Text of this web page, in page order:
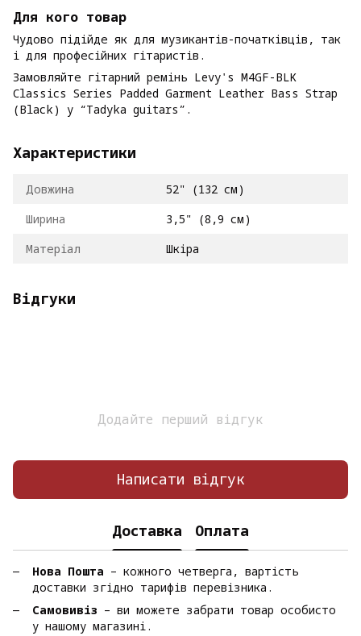
Для кого товар
Чудово підійде як для музикантів-початківців, так
і для професійних гітаристів.
Замовляйте гітарний ремінь Levy's M4GF-BLK
Classics Series Padded Garment Leather Bass Strap
(Black) у “Tadyka guitars”.
Характеристики
Довжина
52" (132 см)
Ширина
3,5" (8,9 см)
Матеріал
Шкіра
Відгуки
Додайте перший відгук
Написати відгук
Доставка Оплата
Нова Пошта – кожного четверга, вартість
доставки згідно тарифів перевізника.
Самовивіз – ви можете забрати товар особисто
у нашому магазині.